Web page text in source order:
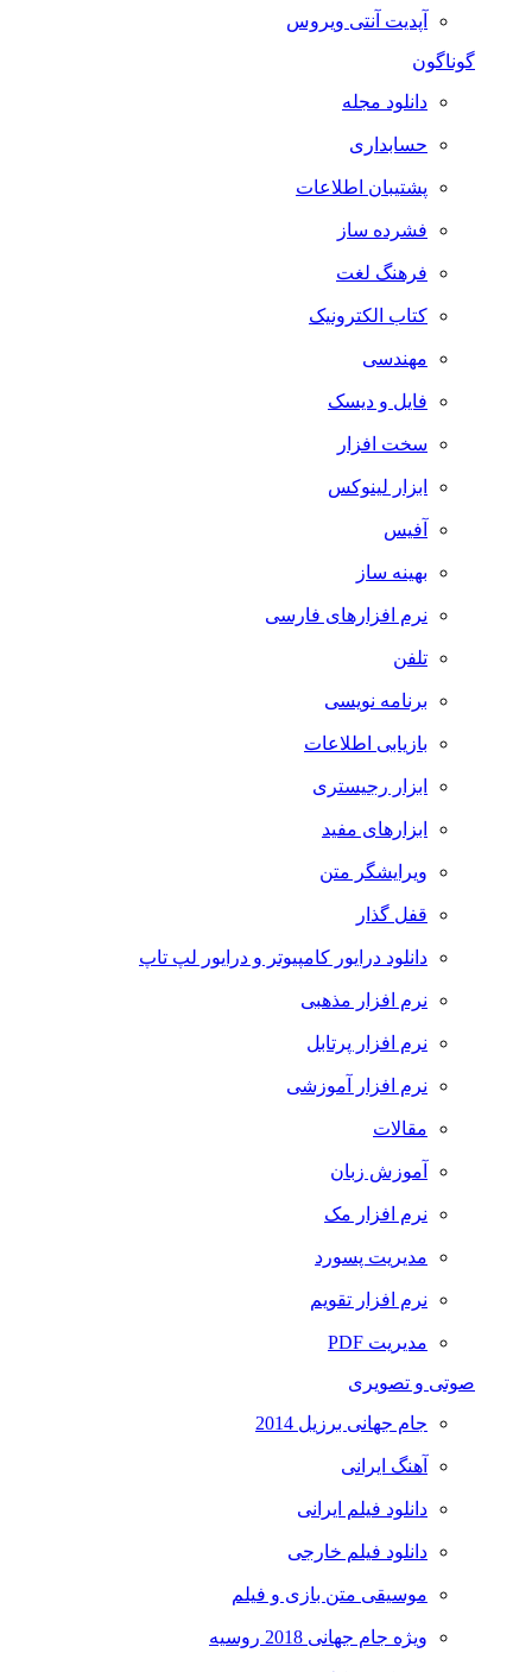
آپدیت آنتی ویروس
گوناگون
دانلود مجله
حسابداری
پشتیبان اطلاعات
فشرده ساز
فرهنگ لغت
کتاب الکترونیک
مهندسی
فایل و دیسک
سخت افزار
ابزار لینوکس
آفیس
بهینه ساز
نرم افزارهای فارسی
تلفن
برنامه نویسی
بازیابی اطلاعات
ابزار رجیستری
ابزارهای مفید
ویرایشگر متن
قفل گذار
دانلود درایور کامپیوتر و درایور لپ تاپ
نرم افزار مذهبی
نرم افزار پرتابل
نرم افزار آموزشی
مقالات
آموزش زبان
نرم افزار مک
مدیریت پسورد
نرم افزار تقویم
مدیریت PDF
صوتی و تصویری
جام جهانی برزیل 2014
آهنگ ایرانی
دانلود فیلم ایرانی
دانلود فیلم خارجی
موسیقی متن بازی و فیلم
ویژه جام جهانی 2018 روسیه